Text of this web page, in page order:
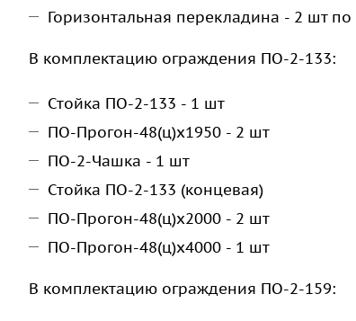
Горизонтальная перекладина - 2 шт
В комплектацию ограждения ПО-2-133:
Стойка ПО-2-133 - 1 шт
ПО-Прогон-48(ц)х1950 - 2 шт
ПО-2-Чашка - 1 шт
Стойка ПО-2-133 (концевая)
ПО-Прогон-48(ц)х2000 - 2 шт
ПО-Прогон-48(ц)х4000 - 1 шт
В комплектацию ограждения ПО-2-159: